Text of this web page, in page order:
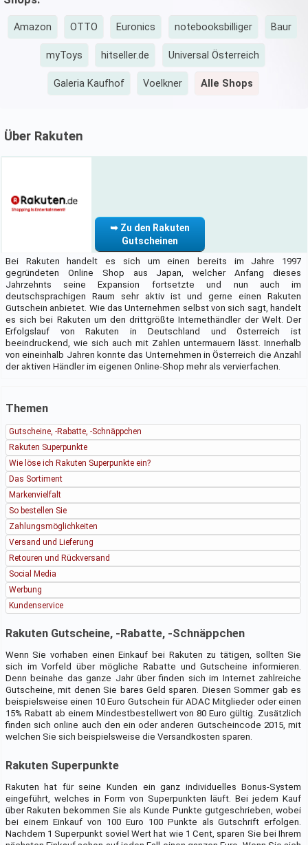
Amazon OTTO Euronics notebooksbilliger Baur
myToys hitseller.de Universal Österreich
Galeria Kaufhof Voelkner Alle Shops
Über Rakuten
➥ Zu den Rakuten
Gutscheinen
Bei Rakuten handelt es sich um einen bereits im Jahre 1997
gegründeten Online Shop aus Japan, welcher Anfang dieses
Jahrzehnts seine Expansion fortsetzte und nun auch im
deutschsprachigen Raum sehr aktiv ist und gerne einen Rakuten
Gutschein anbietet. Wie das Unternehmen selbst von sich sagt, handelt
es sich bei Rakuten um den drittgrößte Internethändler der Welt. Der
Erfolgslauf von Rakuten in Deutschland und Österreich ist
beeindruckend, wie sich auch mit Zahlen untermauern lässt. Innerhalb
von eineinhalb Jahren konnte das Unternehmen in Österreich die Anzahl
der aktiven Händler im eigenen Online-Shop mehr als vervierfachen.
Themen
Gutscheine, -Rabatte, -Schnäppchen
Rakuten Superpunkte
Wie löse ich Rakuten Superpunkte ein?
Das Sortiment
Markenvielfalt
So bestellen Sie
Zahlungsmöglichkeiten
Versand und Lieferung
Retouren und Rückversand
Social Media
Werbung
Kundenservice
Rakuten Gutscheine, -Rabatte, -Schnäppchen
Wenn Sie vorhaben einen Einkauf bei Rakuten zu tätigen, sollten Sie
sich im Vorfeld über mögliche Rabatte und Gutscheine informieren.
Denn beinahe das ganze Jahr über finden sich im Internet zahlreiche
Gutscheine, mit denen Sie bares Geld sparen. Diesen Sommer gab es
beispielsweise einen 10 Euro Gutschein für ADAC Mitglieder oder einen
15% Rabatt ab einem Mindestbestellwert von 80 Euro gültig. Zusätzlich
finden sich online auch den ein oder anderen Gutscheincode 2015, mit
welchen Sie sich beispielsweise die Versandkosten sparen.
Rakuten Superpunkte
Rakuten hat für seine Kunden ein ganz individuelles Bonus-System
eingeführt, welches in Form von Superpunkten läuft. Bei jedem Kauf
über Rakuten bekommen Sie als Kunde Punkte gutgeschrieben, wobei
bei einem Einkauf von 100 Euro 100 Punkte als Gutschrift erfolgen.
Nachdem 1 Superpunkt soviel Wert hat wie 1 Cent, sparen Sie bei Ihrem